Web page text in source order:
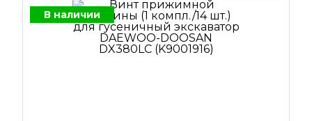
В наличии